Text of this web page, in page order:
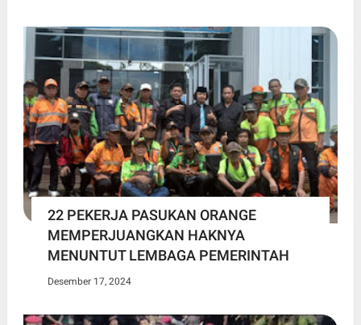
22 PEKERJA PASUKAN ORANGE
MEMPERJUANGKAN HAKNYA
MENUNTUT LEMBAGA PEMERINTAH
Desember 17, 2024